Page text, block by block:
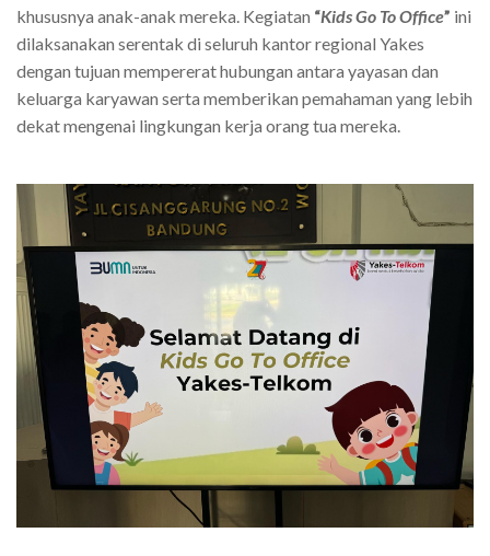
khususnya anak-anak mereka. Kegiatan “Kids Go To Office” ini
dilaksanakan serentak di seluruh kantor regional Yakes
dengan tujuan mempererat hubungan antara yayasan dan
keluarga karyawan serta memberikan pemahaman yang lebih
dekat mengenai lingkungan kerja orang tua mereka.